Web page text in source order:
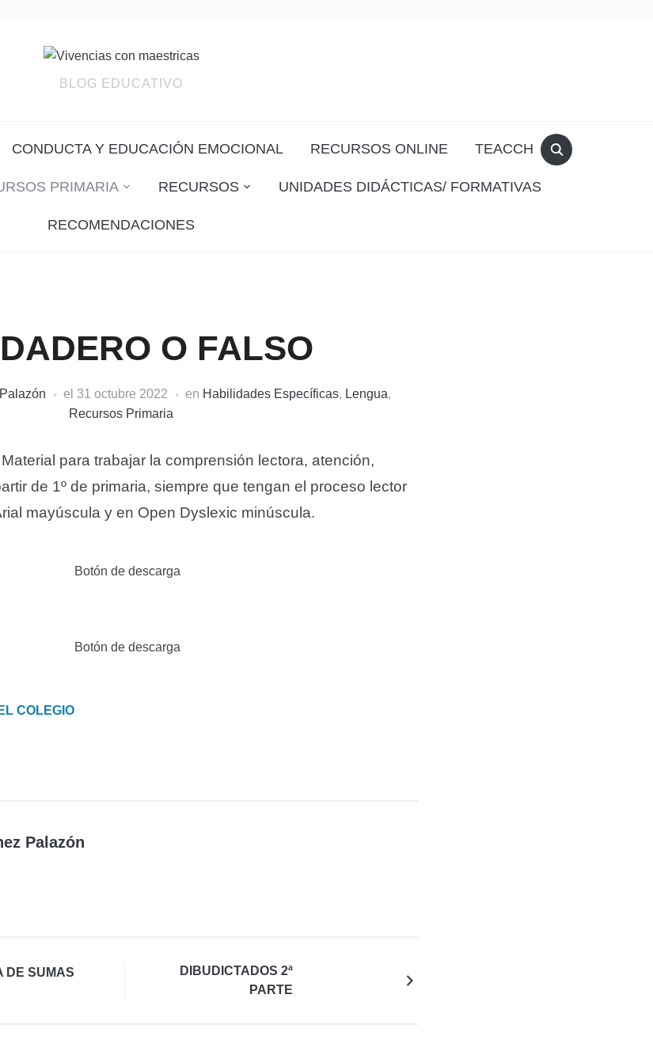
BLOG EDUCATIVO
CONDUCTA Y EDUCACIÓN EMOCIONAL RECURSOS ONLINE TEACCH
PRIMARIA RECURSOS UNIDADES DIDÁCTICAS/ FORMATIVAS
RECOMENDACIONES
O FALSO
el 31 octubre 2022 en Habilidades Específicas, Lengua,
Recursos Primaria
Material para trabajar la comprensión lectora, atención,
de 1º de primaria, siempre que tengan el proceso lector
mayúscula y en Open Dyslexic minúscula.
COLEGIO
Palazón
DE SUMAS
DIBUDICTADOS 2ª
PARTE